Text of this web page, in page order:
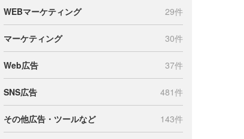
WEBマーケティング 29件
マーケティング 30件
Web広告 37件
SNS広告 481件
その他広告・ツールなど 143件